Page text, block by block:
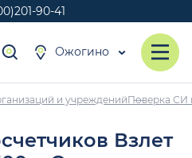
90-41
Ожогино
и учрежденийПоверка СИ
Взлет